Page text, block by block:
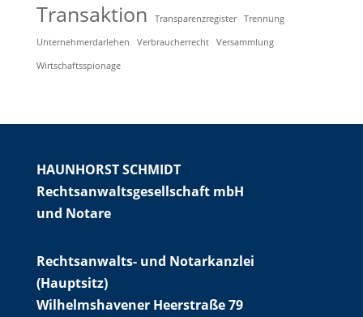
Transaktion Transparenzregister Trennung
Unternehmerdarlehen Verbraucherrecht Versammlung
Wirtschaftsspionage
HAUNHORST SCHMIDT
Rechtsanwaltsgesellschaft mbH
und Notare
Rechtsanwalts- und Notarkanzlei
(Hauptsitz)
Wilhelmshavener Heerstraße 79